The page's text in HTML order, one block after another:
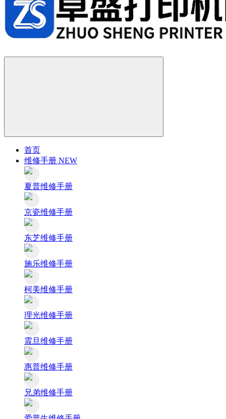
首页
维修手册 NEW
夏普维修手册
京瓷维修手册
东芝维修手册
施乐维修手册
柯美维修手册
理光维修手册
震旦维修手册
惠普维修手册
兄弟维修手册